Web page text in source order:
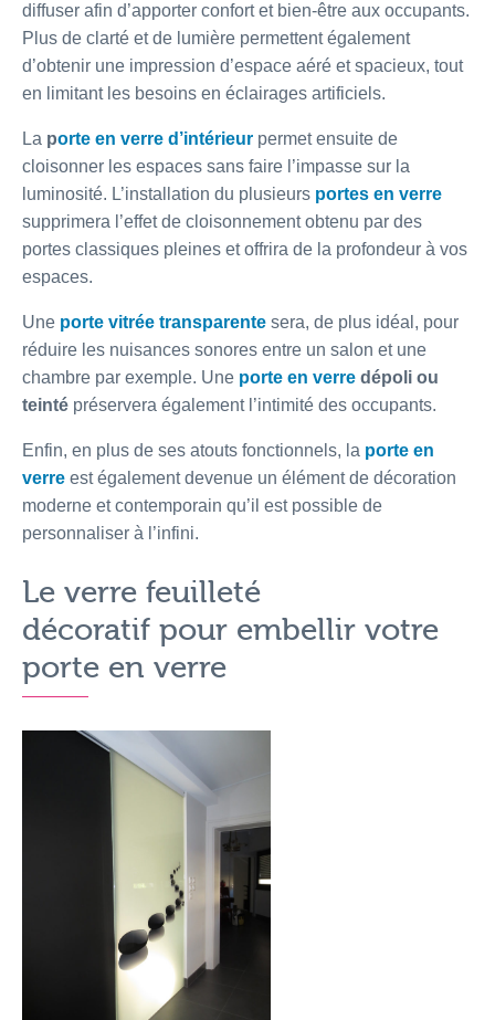
diffuser afin d’apporter confort et bien-être aux occupants.
Plus de clarté et de lumière permettent également
d’obtenir une impression d’espace aéré et spacieux, tout
en limitant les besoins en éclairages artificiels.
La porte en verre d’intérieur permet ensuite de
cloisonner les espaces sans faire l’impasse sur la
luminosité. L’installation du plusieurs portes en verre
supprimera l’effet de cloisonnement obtenu par des
portes classiques pleines et offrira de la profondeur à vos
espaces.
Une porte vitrée transparente sera, de plus idéal, pour
réduire les nuisances sonores entre un salon et une
chambre par exemple. Une porte en verre dépoli ou
teinté préservera également l’intimité des occupants.
Enfin, en plus de ses atouts fonctionnels, la porte en
verre est également devenue un élément de décoration
moderne et contemporain qu’il est possible de
personnaliser à l’infini.
Le verre feuilleté
décoratif pour embellir votre
porte en verre